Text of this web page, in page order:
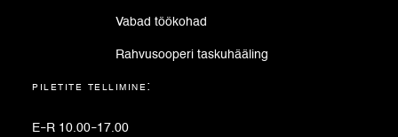
Vabad töökohad
Rahvusooperi taskuhääling
piletite tellimine:
E–R 10.00–17.00